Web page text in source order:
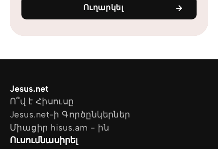
Ուղարկել
Jesus.net
Ո՞վ է Հիսուսը
Jesus.net-ի Գործընկերներ
Միացիր hisus.am - ին
Ուսումնասիրել